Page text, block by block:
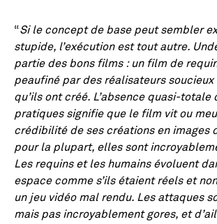
“Si le concept de base peut sembler
stupide, l’exécution est tout autre.
partie des bons films : un film de
peaufiné par des réalisateurs
qu’ils ont créé. L’absence quasi-totale
pratiques signifie que le film vit ou
crédibilité de ses créations en images
pour la plupart, elles sont
Les requins et les humains évoluent
espace comme s’ils étaient réels et
un jeu vidéo mal rendu. Les attaques
mais pas incroyablement gores, et